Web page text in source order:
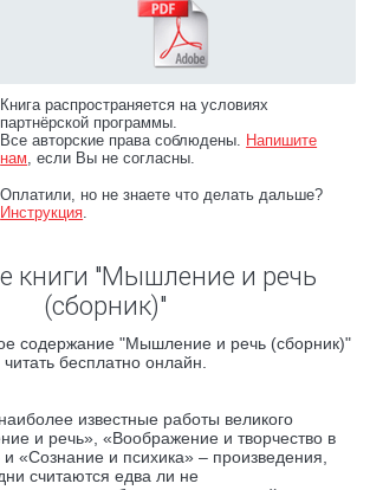
Книга распространяется на условиях
партнёрской программы.
Все авторские права соблюдены. Напишите
нам, если Вы не согласны.
Оплатили, но не знаете что делать дальше?
Инструкция.
книги "Мышление и речь
(сборник)"
содержание "Мышление и речь (сборник)"
читать бесплатно онлайн.
известные работы великого
и речь», «Воображение и творчество в
и «Сознание и психика» – произведения,
считаются едва ли не